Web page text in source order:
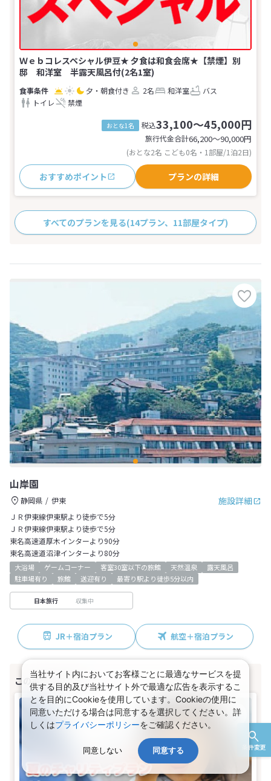
条件変更
Ｗｅｂコレスペシャル伊豆★ 夕食は和食会席★【禁煙】別
邸 和洋室 半露天風呂付(2名1室)
夕・朝食付き 2名 和洋室
バス
トイレ
禁煙
おとな1名 税込33,100～45,000円
旅行代金合計66,200〜90,000円
(おとな2名 こども0名・1部屋/1泊2日)
おすすめポイント プランの詳細
すべてのプランを見る(14プラン、11部屋タイプ)
山岸園
施設詳細
静岡県
伊東
ＪＲ伊東線伊東駅より徒歩で5分
ＪＲ伊東線伊東駅より徒歩で5分
東名高速道厚木インターより90分
東名高速道沼津インターより80分
大浴場 ゲームコーナー 客室30室以下の旅館 天然温泉
露天風呂
駐車場有り
旅館 送迎有り 最寄り駅より徒歩5分以内
日本旅行 収集中
JR＋宿泊プラン 航空＋宿泊プラン
当社サイト内においてお客様ごとに最適なサービスを提
供する目的及び当社サイト外で最適な広告を表示するこ
とを目的にCookieを使用しています。Cookieの使用に
同意いただける場合は同意するを選択してください。詳
しくはプライバシーポリシーをご確認ください。
同意しない 同意する